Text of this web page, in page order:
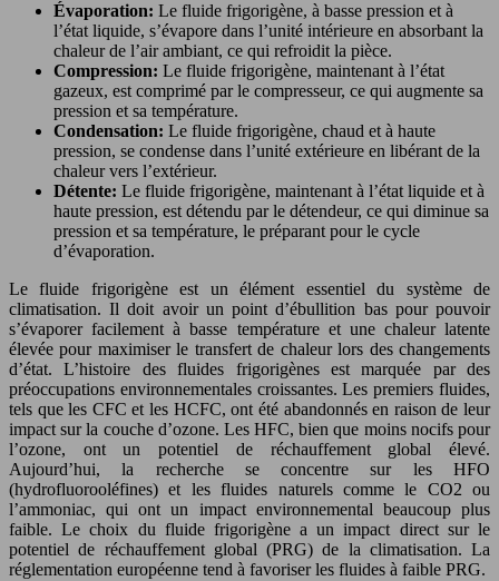
Évaporation: Le fluide frigorigène, à basse pression et à
l’état liquide, s’évapore dans l’unité intérieure en absorbant la
chaleur de l’air ambiant, ce qui refroidit la pièce.
Compression: Le fluide frigorigène, maintenant à l’état
gazeux, est comprimé par le compresseur, ce qui augmente sa
pression et sa température.
Condensation: Le fluide frigorigène, chaud et à haute
pression, se condense dans l’unité extérieure en libérant de la
chaleur vers l’extérieur.
Détente: Le fluide frigorigène, maintenant à l’état liquide et à
haute pression, est détendu par le détendeur, ce qui diminue sa
pression et sa température, le préparant pour le cycle
d’évaporation.
Le fluide frigorigène est un élément essentiel du système de
climatisation. Il doit avoir un point d’ébullition bas pour pouvoir
s’évaporer facilement à basse température et une chaleur latente
élevée pour maximiser le transfert de chaleur lors des changements
d’état. L’histoire des fluides frigorigènes est marquée par des
préoccupations environnementales croissantes. Les premiers fluides,
tels que les CFC et les HCFC, ont été abandonnés en raison de leur
impact sur la couche d’ozone. Les HFC, bien que moins nocifs pour
l’ozone, ont un potentiel de réchauffement global élevé.
Aujourd’hui, la recherche se concentre sur les HFO
(hydrofluorooléfines) et les fluides naturels comme le CO2 ou
l’ammoniac, qui ont un impact environnemental beaucoup plus
faible. Le choix du fluide frigorigène a un impact direct sur le
potentiel de réchauffement global (PRG) de la climatisation. La
réglementation européenne tend à favoriser les fluides à faible PRG.